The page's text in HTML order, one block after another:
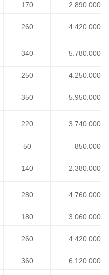
170 2.890.000
260 4.420.000
340 5.780.000
250 4.250.000
350 5.950.000
220 3.740.000
50 850.000
140 2.380.000
280 4.760.000
180 3.060.000
260 4.420.000
360 6.120.000